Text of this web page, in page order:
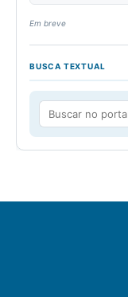
Em breve
BUSCA TEXTUAL